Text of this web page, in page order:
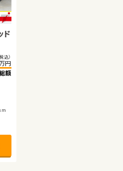
ド
込）
円
額
込）
円
額
ブ
込）
円
額